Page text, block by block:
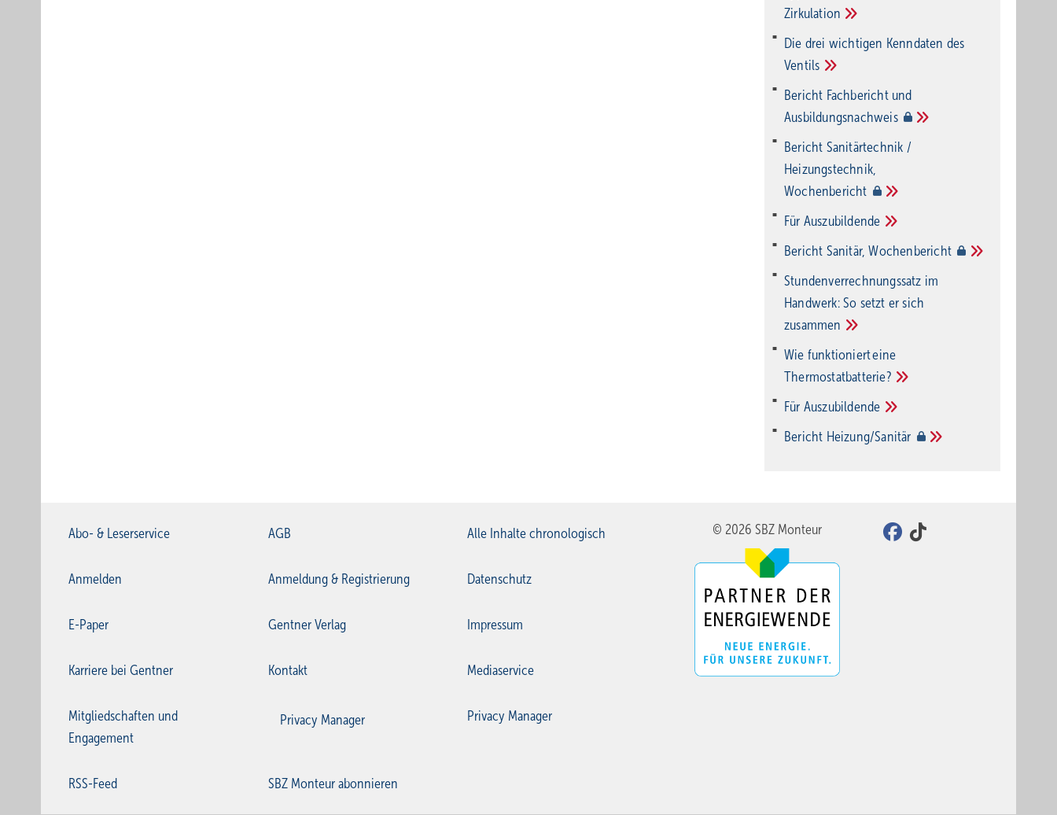
Zirkulation
Die drei wichtigen Kenndaten des
Ventils
Bericht Fachbericht und
Ausbildungsnachweis
Bericht Sanitärtechnik /
Heizungstechnik,
Wochenbericht
Für Auszubildende
Bericht Sanitär,Wochenbericht
Stundenverrechnungssatz im
Handwerk: So setzt er sich
zusammen
Wie funktioniert eine
Thermostatbatterie?
Für Auszubildende
Bericht Heizung/Sanitär
Abo- & Leserservice AGB Alle Inhalte chronologisch
Anmelden Anmeldung & Registrierung Datenschutz
E-Paper Gentner Verlag Impressum
Karriere bei Gentner Kontakt Mediaservice
Mitgliedschaften und
Engagement
Privacy Manager Privacy Manager
RSS-Feed SBZ Monteur abonnieren
© 2026 SBZ Monteur